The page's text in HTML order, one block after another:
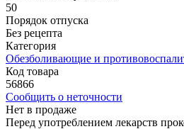
50
Порядок отпуска
Без рецепта
Категория
Обезболивающие и
Код товара
56866
Сообщить о неточности
Нет в продаже
Перед употреблением лекарств